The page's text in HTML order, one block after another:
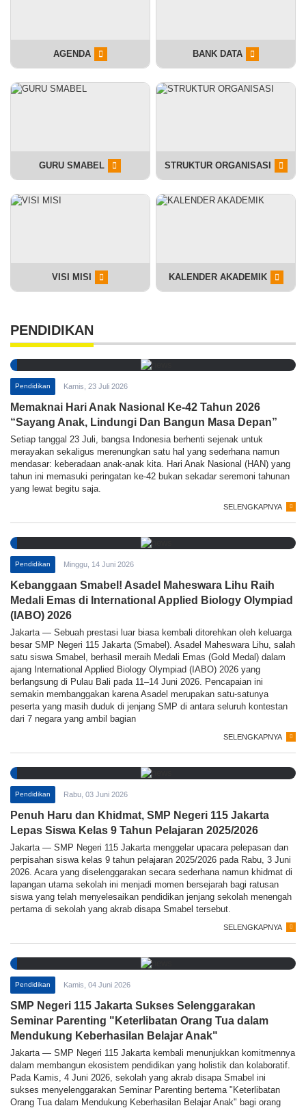
AGENDA BANK DATA
GURU SMABEL STRUKTUR ORGANISASI
VISI MISI KALENDER AKADEMIK
PENDIDIKAN
Pendidikan Kamis, 23 Juli 2026
Memaknai Hari Anak Nasional Ke-42 Tahun 2026
“Sayang Anak, Lindungi Dan Bangun Masa Depan”
Setiap tanggal 23 Juli, bangsa Indonesia berhenti sejenak untuk
merayakan sekaligus merenungkan satu hal yang sederhana namun
mendasar: keberadaan anak-anak kita. Hari Anak Nasional (HAN) yang
tahun ini memasuki peringatan ke-42 bukan sekadar seremoni tahunan
yang lewat begitu saja.
SELENGKAPNYA
Pendidikan Minggu, 14 Juni 2026
Kebanggaan Smabel! Asadel Maheswara Lihu Raih
Medali Emas di International Applied Biology Olympiad
(IABO) 2026
Jakarta — Sebuah prestasi luar biasa kembali ditorehkan oleh keluarga
besar SMP Negeri 115 Jakarta (Smabel). Asadel Maheswara Lihu, salah
satu siswa Smabel, berhasil meraih Medali Emas (Gold Medal) dalam
ajang International Applied Biology Olympiad (IABO) 2026 yang
berlangsung di Pulau Bali pada 11–14 Juni 2026. Pencapaian ini
semakin membanggakan karena Asadel merupakan satu-satunya
peserta yang masih duduk di jenjang SMP di antara seluruh kontestan
dari 7 negara yang ambil bagian
SELENGKAPNYA
Pendidikan Rabu, 03 Juni 2026
Penuh Haru dan Khidmat, SMP Negeri 115 Jakarta
Lepas Siswa Kelas 9 Tahun Pelajaran 2025/2026
Jakarta — SMP Negeri 115 Jakarta menggelar upacara pelepasan dan
perpisahan siswa kelas 9 tahun pelajaran 2025/2026 pada Rabu, 3 Juni
2026. Acara yang diselenggarakan secara sederhana namun khidmat di
lapangan utama sekolah ini menjadi momen bersejarah bagi ratusan
siswa yang telah menyelesaikan pendidikan jenjang sekolah menengah
pertama di sekolah yang akrab disapa Smabel tersebut.
SELENGKAPNYA
Pendidikan Kamis, 04 Juni 2026
SMP Negeri 115 Jakarta Sukses Selenggarakan
Seminar Parenting "Keterlibatan Orang Tua dalam
Mendukung Keberhasilan Belajar Anak"
Jakarta — SMP Negeri 115 Jakarta kembali menunjukkan komitmennya
dalam membangun ekosistem pendidikan yang holistik dan kolaboratif.
Pada Kamis, 4 Juni 2026, sekolah yang akrab disapa Smabel ini
sukses menyelenggarakan Seminar Parenting bertema "Keterlibatan
Orang Tua dalam Mendukung Keberhasilan Belajar Anak" bagi orang